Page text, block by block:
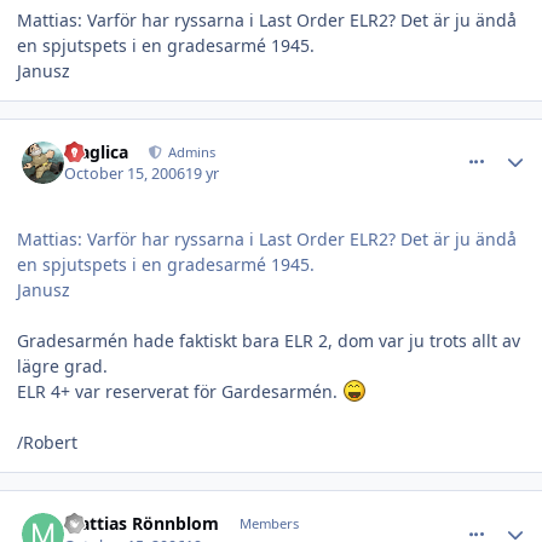
Mattias: Varför har ryssarna i Last Order ELR2? Det är ju ändå
en spjutspets i en gradesarmé 1945.
Janusz
Maglica Admins
October 15, 200619 yr
Mattias: Varför har ryssarna i Last Order ELR2? Det är ju ändå
en spjutspets i en gradesarmé 1945.
Janusz
Gradesarmén hade faktiskt bara ELR 2, dom var ju trots allt av
lägre grad.
ELR 4+ var reserverat för Gardesarmén.
/Robert
Mattias Rönnblom Members